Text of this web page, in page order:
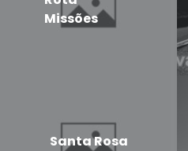
Missões
Santa Rosa